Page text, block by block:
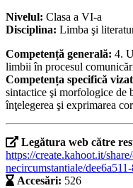
Nivelul: Clasa a VI-a
Disciplina: Limba şi
Competență generală: 4.
limbii în procesul
Competența specifică
sintactice şi morfologice de
înţelegerea şi exprimarea
Legătura web către
https://create.kahoot.it/
necircumstantiale/
Accesări: 526